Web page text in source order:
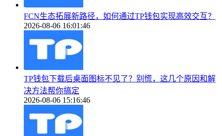
FCN生态拓展新路径，如何通过TP钱包实现高效交互？
2026-08-06 16:01:46
TP钱包下载后桌面图标不见了？别慌，这几个原因和解
决方法帮你搞定
2026-08-06 15:16:46